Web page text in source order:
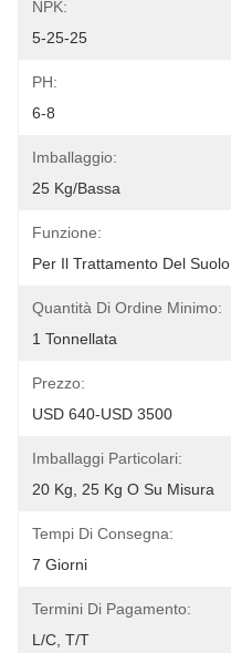
NPK:
5-25-25
PH:
6-8
Imballaggio:
25 Kg/Bassa
Funzione:
Per Il Trattamento Del Suolo
Quantità Di Ordine Minimo:
1 Tonnellata
Prezzo:
USD 640-USD 3500
Imballaggi Particolari:
20 Kg, 25 Kg O Su Misura
Tempi Di Consegna:
7 Giorni
Termini Di Pagamento:
L/C, T/T